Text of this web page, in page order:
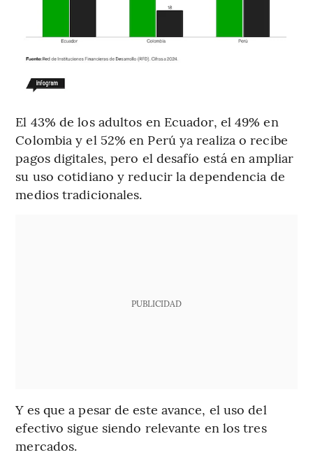
El 43% de los adultos en Ecuador, el 49% en
Colombia y el 52% en Perú ya realiza o recibe
pagos digitales, pero el desafío está en ampliar
su uso cotidiano y reducir la dependencia de
medios tradicionales.
PUBLICIDAD
Y es que a pesar de este avance, el uso del
efectivo sigue siendo relevante en los tres
mercados.